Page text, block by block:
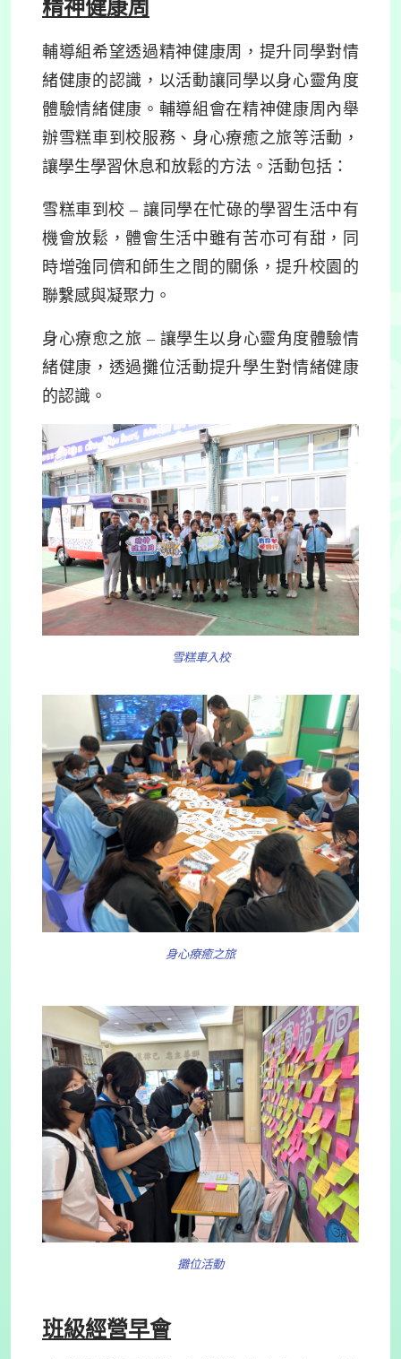
精神健康周
輔導組希望透過精神健康周，提升同學對情
緒健康的認識，以活動讓同學以身心靈角度
體驗情緒健康。輔導組會在精神健康周內舉
辦雪糕車到校服務、身心療癒之旅等活動，
讓學生學習休息和放鬆的方法。 活動包括：
雪糕車到校 – 讓同學在忙碌的學習生活中有
機會放鬆，體會生活中雖有苦亦可有甜，同
時增強同儕和師生之間的關係，提升校園的
聯繫感與凝聚力。
身心療愈之旅 – 讓學生以身心靈角度體驗情
緒健康，透過攤位活動提升學生對情緒健康
的認識。
雪糕車入校
身心療癒之旅
攤位活動
班級經營早會